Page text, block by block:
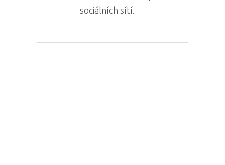
sociálních sítí.